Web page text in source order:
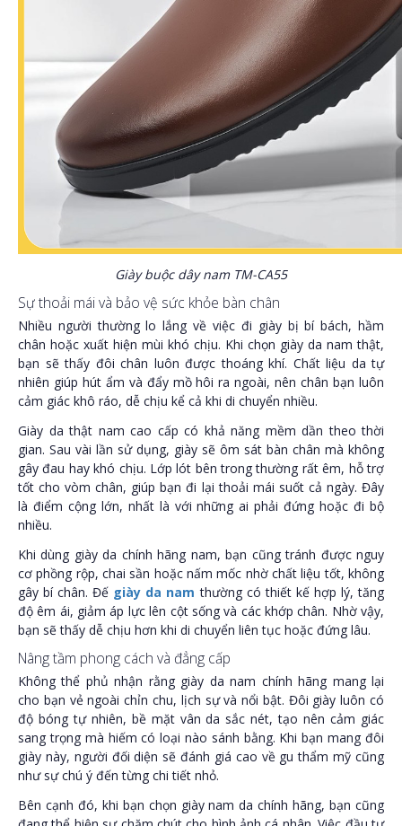
Giày buộc dây nam TM-CA55
Sự thoải mái và bảo vệ sức khỏe bàn chân
Nhiều người thường lo lắng về việc đi giày bị bí bách, hầm
chân hoặc xuất hiện mùi khó chịu. Khi chọn giày da nam thật,
bạn sẽ thấy đôi chân luôn được thoáng khí. Chất liệu da tự
nhiên giúp hút ẩm và đẩy mồ hôi ra ngoài, nên chân bạn luôn
cảm giác khô ráo, dễ chịu kể cả khi di chuyển nhiều.
Giày da thật nam cao cấp có khả năng mềm dần theo thời
gian. Sau vài lần sử dụng, giày sẽ ôm sát bàn chân mà không
gây đau hay khó chịu. Lớp lót bên trong thường rất êm, hỗ trợ
tốt cho vòm chân, giúp bạn đi lại thoải mái suốt cả ngày. Đây
là điểm cộng lớn, nhất là với những ai phải đứng hoặc đi bộ
nhiều.
Khi dùng giày da chính hãng nam, bạn cũng tránh được nguy
cơ phồng rộp, chai sần hoặc nấm mốc nhờ chất liệu tốt, không
gây bí chân. Đế giày da nam thường có thiết kế hợp lý, tăng
độ êm ái, giảm áp lực lên cột sống và các khớp chân. Nhờ vậy,
bạn sẽ thấy dễ chịu hơn khi di chuyển liên tục hoặc đứng lâu.
Nâng tầm phong cách và đẳng cấp
Không thể phủ nhận rằng giày da nam chính hãng mang lại
cho bạn vẻ ngoài chỉn chu, lịch sự và nổi bật. Đôi giày luôn có
độ bóng tự nhiên, bề mặt vân da sắc nét, tạo nên cảm giác
sang trọng mà hiếm có loại nào sánh bằng. Khi bạn mang đôi
giày này, người đối diện sẽ đánh giá cao về gu thẩm mỹ cũng
như sự chú ý đến từng chi tiết nhỏ.
Bên cạnh đó, khi bạn chọn giày nam da chính hãng, bạn cũng